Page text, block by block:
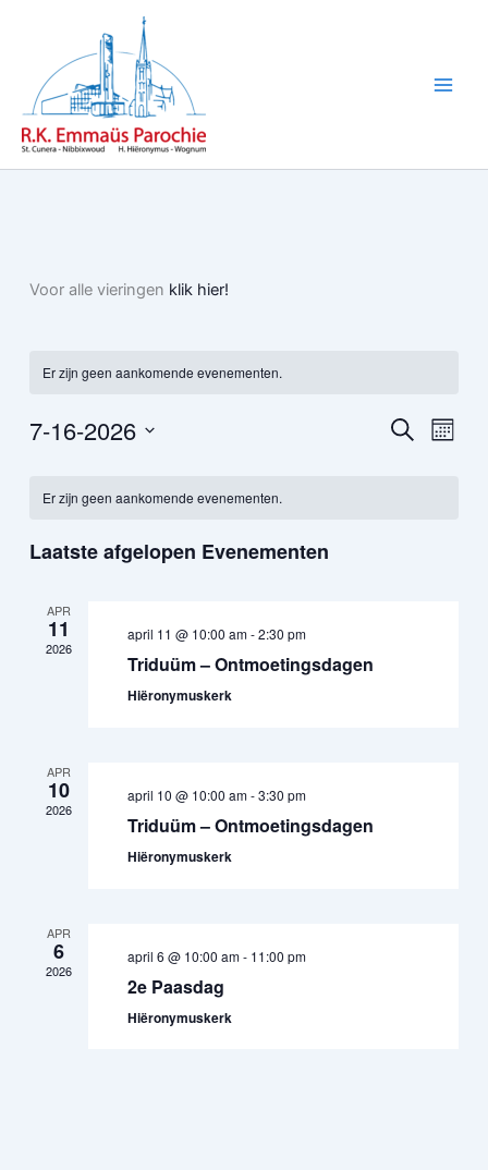
inhoud
Voor alle vieringen klik hier!
Er zijn geen aankomende evenementen.
Evenementen
ZoekenMaand
7-16-2026
datum.
van
Er zijn geen aankomende evenementen.
Laatste afgelopen Evenementen
APR
11
2026
april 11 @ 10:00 am-2:30 pm
Triduüm – Ontmoetingsdagen
Hiëronymuskerk
APR
10
2026
april 10 @ 10:00 am-3:30 pm
Triduüm – Ontmoetingsdagen
Hiëronymuskerk
APR
6
2026
april 6 @ 10:00 am- 11:00 pm
2e Paasdag
Hiëronymuskerk